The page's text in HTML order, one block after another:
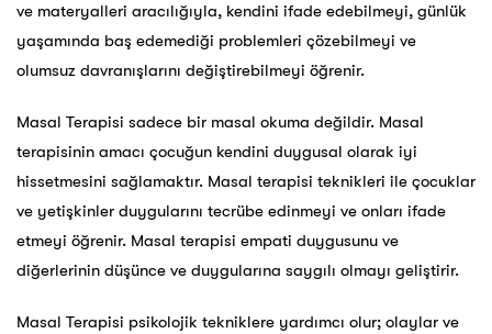
ve materyalleri aracılığıyla, kendini ifade edebilmeyi, günlük
yaşamında baş edemediği problemleri çözebilmeyi ve
olumsuz davranışlarını değiştirebilmeyi öğrenir.
Masal Terapisi sadece bir masal okuma değildir. Masal
terapisinin amacı çocuğun kendini duygusal olarak iyi
hissetmesini sağlamaktır. Masal terapisi teknikleri ile çocuklar
ve yetişkinler duygularını tecrübe edinmeyi ve onları ifade
etmeyi öğrenir. Masal terapisi empati duygusunu ve
diğerlerinin düşünce ve duygularına saygılı olmayı geliştirir.
Masal Terapisi psikolojik tekniklere yardımcı olur; olaylar ve